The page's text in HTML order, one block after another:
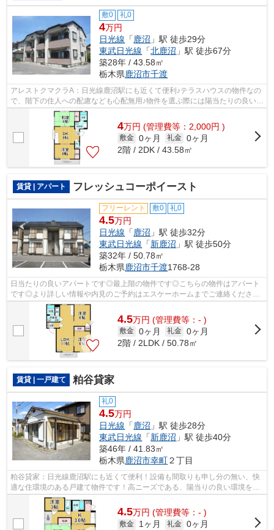
敷0 礼0
4万円
日光線 「鹿沼 」駅 徒歩29分
東武日光線 「北鹿沼 」駅 徒歩67分
築28年 / 43.58㎡
栃木県鹿沼市千渡
アレストクマクラA：日光線鹿沼駅にも近くて便利♪テラスハウスの物件なの
で、階下の住人への配慮なども心配無用♪物件を選ぶ際には陽当たりの良い物
件を探したいですね♪今回はそんな物...
4万円 (管理費等：2,000円 )
敷金 0ヶ月 礼金 0ヶ月
2階 / 2DK / 43.58㎡
賃貸 | アパート フレッシュコーポイースト
フリーレント 敷0 礼0
4.5万円
日光線 「 鹿沼 」駅 徒歩32分
東武日光線 「新鹿沼 」駅 徒歩50分
築32年 / 50.78㎡
栃木県鹿沼市千渡1768-28
日当たりの良いアパートです◎最上階の物件です◎こちらの物件はアパート
です◎より詳しい情報や内見のご予約はエスケーホームまでご連絡ください
◎鹿沼市を中心に不動産情報を数多くご紹...
4.5万円 (管理費等：- )
敷金 0ヶ月 礼金 0ヶ月
2階 / 2LDK / 50.78㎡
賃貸 | 一戸建て 粕谷貸家
礼0
4.5万円
日光線 「 鹿沼 」駅 徒歩28分
東武日光線 「新鹿沼 」駅 徒歩40分
築46年 / 41.83㎡
栃木県鹿沼市幸町２丁目
粕谷貸家：日光線鹿沼駅にも近くて便利！設備も間取りも申し分の無い、快
適な住環境のある戸建て物件です！高ニーズである、陽当りの良い環境を実
現した物件です！こちらの物件には自...
4.5万円 (管理費等：- )
敷金 1ヶ月 礼金 0ヶ月